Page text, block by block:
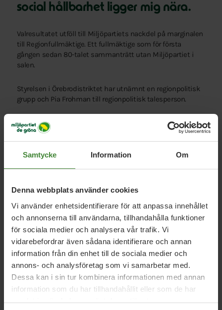
Samtycke Information Om
Denna webbplats använder cookies
Vi använder enhetsidentifierare för att anpassa innehållet
och annonserna till användarna, tillhandahålla funktioner
för sociala medier och analysera vår trafik. Vi
vidarebefordrar även sådana identifierare och annan
information från din enhet till de sociala medier och
annons- och analysföretag som vi samarbetar med.
Dessa kan i sin tur kombinera informationen med annan
information som du har tillhandahållit eller som de har
samlat in när du har använt deras tjänster.
social hållbarhet ligger mig nära.
Valresultatet utföll till Miljöpartiets nackdel på marginalen
till Regionfullmäktige. Ett fullmäktige som för första
gången sedan 80-talet sammanträtt utan Miljöpartiet i
salen.
Styrelsen i Örebrodistriktet har utnämnt en regionpolitisk
grupp och Pia Frohman till regionpolitisk talesperson.
– Jag är stolt och glad över förtroendet. Regionpolitik och
social hållbarhet är ett spännande politiskt fält. Nu kavlar
vi upp ärmarna och jobbar för att sprida våra lösningar!
Relaterade nyheter
Miljöpartiet de gröna Lekeberg, 30 mars 2026
En riktigt glad påsk!